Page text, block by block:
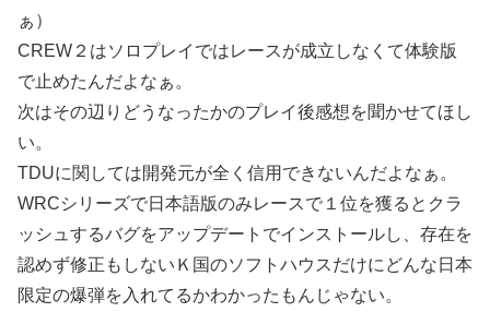
ぁ）
CREW２はソロプレイではレースが成立しなくて体験版
で止めたんだよなぁ。
次はその辺りどうなったかのプレイ後感想を聞かせてほし
い。
TDUに関しては開発元が全く信用できないんだよなぁ。
WRCシリーズで日本語版のみレースで１位を獲るとクラ
ッシュするバグをアップデートでインストールし、存在を
認めず修正もしないＫ国のソフトハウスだけにどんな日本
限定の爆弾を入れてるかわかったもんじゃない。